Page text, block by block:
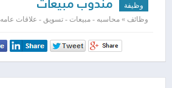
وظيفة
وظائف » محاسبه - مبيعات - تسويق - علاقات عامه